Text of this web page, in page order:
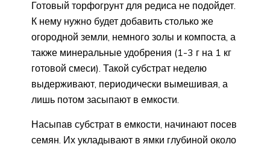
Готовый торфогрунт для редиса не подойдет.
К нему нужно будет добавить столько же
огородной земли, немного золы и компоста, а
также минеральные удобрения (1-3 г на 1 кг
готовой смеси). Такой субстрат неделю
выдерживают, периодически вымешивая, а
лишь потом засыпают в емкости.
Насыпав субстрат в емкости, начинают посев
семян. Их укладывают в ямки глубиной около